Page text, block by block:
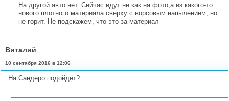
На другой авто нет. Сейчас идут не как на фото,а из какого-то
нового плотного материала сверху с ворсовым напылением, но
не горит. Не подскажем, что это за материал
Виталий
10 сентября 2016 в 12:06
На Сандеро подойдёт?